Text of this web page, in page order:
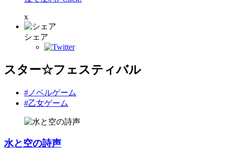
x
シェア
スター☆フェスティバル
#ノベルゲーム
#乙女ゲーム
水と空の詩声